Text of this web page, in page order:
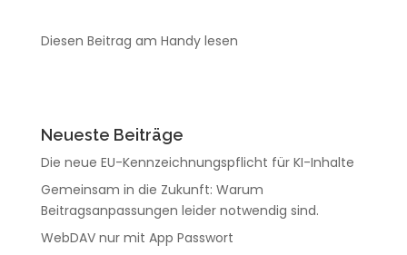
Diesen Beitrag am Handy lesen
Neueste Beiträge
Die neue EU-Kennzeichnungspflicht für KI-Inhalte
Gemeinsam in die Zukunft: Warum
Beitragsanpassungen leider notwendig sind.
WebDAV nur mit App Passwort